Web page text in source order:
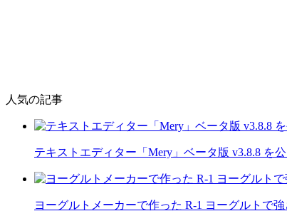
人気の記事
テキストエディター「Mery」ベータ版 v3.8.8 を
ヨーグルトメーカーで作った R-1 ヨーグルトで